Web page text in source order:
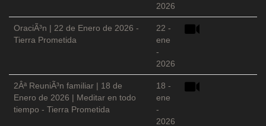
2026
OraciÃ³n | 22 de Enero de 2026 -
Tierra Prometida
22 -
ene
-
2026
2Âª ReuniÃ³n familiar | 18 de
Enero de 2026 | Meditar en todo
tiempo - Tierra Prometida
18 -
ene
-
2026